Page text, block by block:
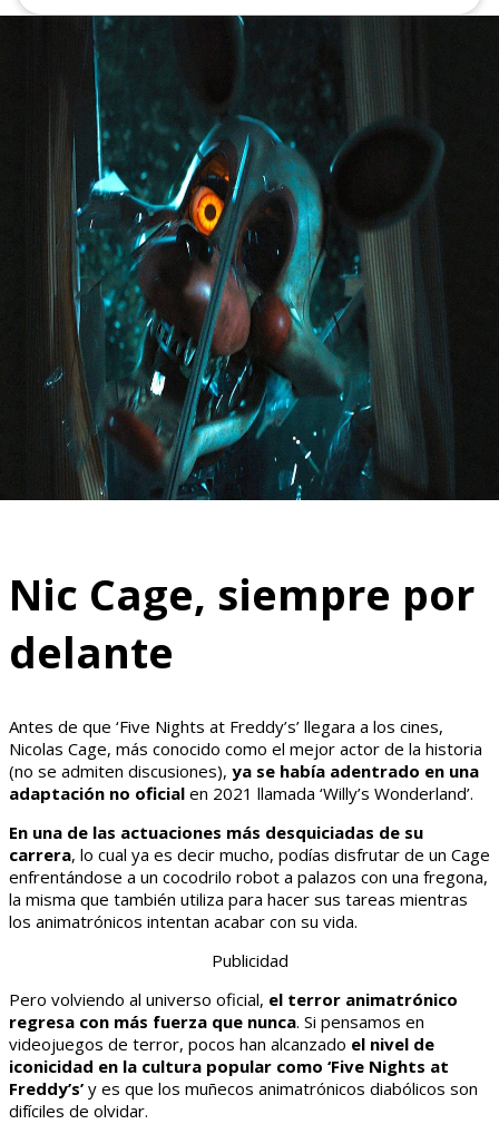
Nic Cage, siempre por
delante
Antes de que ‘Five Nights at Freddy’s’ llegara a los cines,
Nicolas Cage, más conocido como el mejor actor de la historia
(no se admiten discusiones), ya se había adentrado en una
adaptación no oficial en 2021 llamada ‘Willy’s Wonderland’.
En una de las actuaciones más desquiciadas de su
carrera, lo cual ya es decir mucho, podías disfrutar de un Cage
enfrentándose a un cocodrilo robot a palazos con una fregona,
la misma que también utiliza para hacer sus tareas mientras
los animatrónicos intentan acabar con su vida.
Publicidad
Pero volviendo al universo oficial, el terror animatrónico
regresa con más fuerza que nunca. Si pensamos en
videojuegos de terror, pocos han alcanzado el nivel de
iconicidad en la cultura popular como ‘Five Nights at
Freddy’s’ y es que los muñecos animatrónicos diabólicos son
difíciles de olvidar.